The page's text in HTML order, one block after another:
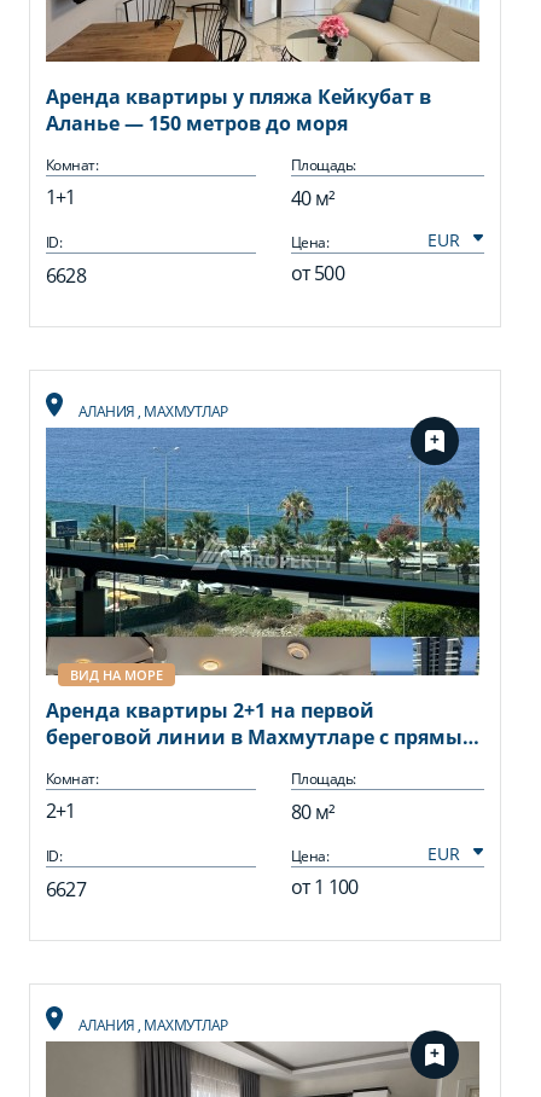
Аренда квартиры у пляжа Кейкубат в
Аланье — 150 метров до моря
Комнат:
1+1
Площадь:
40 м²
ID:
6628
Цена:
от500
АЛАНИЯ, МАХМУТЛАР
ВИД НА МОРЕ
Аренда квартиры 2+1 на первой
береговой линии в Махмутларе с прямым
Комнат:
2+1
Площадь:
80 м²
ID:
6627
Цена:
от1 100
АЛАНИЯ, МАХМУТЛАР